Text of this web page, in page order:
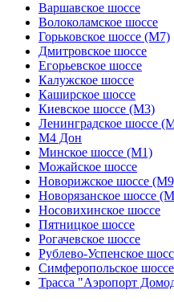
Варшавское шоссе
Волоколамское шоссе
Горьковское шоссе (М7)
Дмитровское шоссе
Егорьевское шоссе
Калужское шоссе
Каширское шоссе
Киевское шоссе (М3)
Ленинградское шоссе
М4 Дон
Минское шоссе (М1)
Можайское шоссе
Новорижское шоссе
Новорязанское шоссе
Носовихинское шоссе
Пятницкое шоссе
Рогачевское шоссе
Рублево-Успенское
Симферопольское
Трасса "Аэропорт